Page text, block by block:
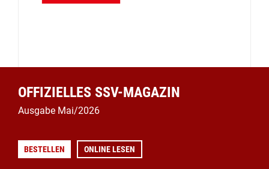
OFFIZIELLES SSV-MAGAZIN
Ausgabe Mai/2026
BESTELLEN ONLINE LESEN